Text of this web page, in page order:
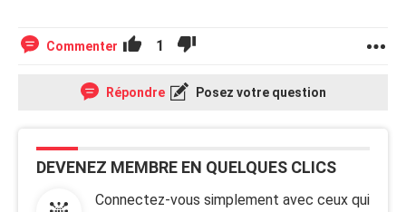
Commenter 1
Répondre Posez votre question
DEVENEZ MEMBRE EN QUELQUES CLICS
Connectez-vous simplement avec ceux qui